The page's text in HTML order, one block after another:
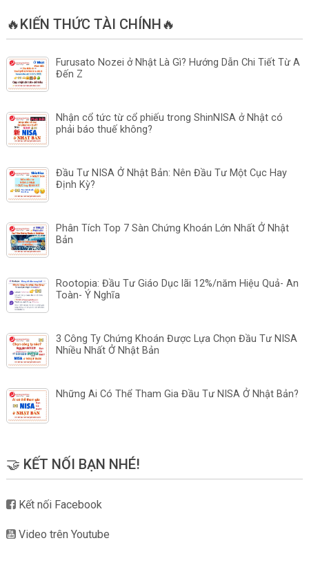
🔥KIẾN THỨC TÀI CHÍNH🔥
Furusato Nozei ở Nhật Là Gì? Hướng Dẫn Chi Tiết Từ A
Đến Z
Nhận cổ tức từ cổ phiếu trong ShinNISA ở Nhật có
phải báo thuế không?
Đầu Tư NISA Ở Nhật Bản: Nên Đầu Tư Một Cục Hay
Định Kỳ?
Phân Tích Top 7 Sàn Chứng Khoán Lớn Nhất Ở Nhật
Bản
Rootopia: Đầu Tư Giáo Dục lãi 12%/năm Hiệu Quả- An
Toàn- Ý Nghĩa
3 Công Ty Chứng Khoán Được Lựa Chọn Đầu Tư NISA
Nhiều Nhất Ở Nhật Bản
Những Ai Có Thể Tham Gia Đầu Tư NISA Ở Nhật Bản?
🤝 KẾT NỐI BẠN NHÉ!
Kết nối Facebook
Video trên Youtube